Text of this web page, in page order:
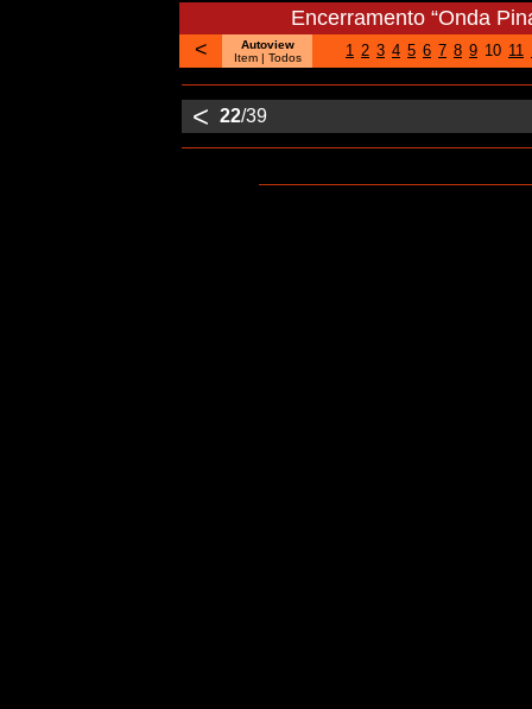
Encerramento “Onda
<
Autoview
Item| Todos 1 2 3 4 5 6 7 8 9 10 11
< 22/39